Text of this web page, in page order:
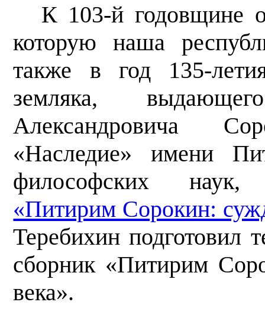
К 103-й годовщине
которую наша
также в год 135-
земляка,
Александровича
«Наследие» имени
философских наук,
«Питирим Сорокин:
Теребихин подготовил
сборник «Питирим
века».